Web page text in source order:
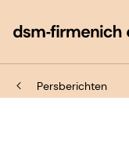
Persberichten